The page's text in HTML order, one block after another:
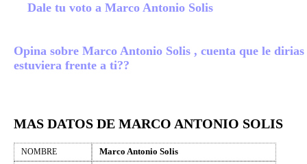
Dale tu voto a Marco Antonio Solis
Opina sobre Marco Antonio Solis , cuenta que le dirias
estuviera frente a ti??
MAS DATOS DE MARCO ANTONIO SOLIS
NOMBRE Marco Antonio Solis